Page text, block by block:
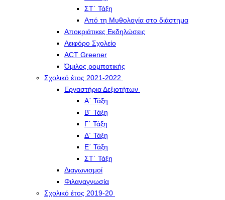
ΣΤ΄ Τάξη
Από τη Μυθολογία στο διάστημα
Αποκριάτικες Εκδηλώσεις
Αειφόρο Σχολείο
ACT Greener
Όμιλος ρομποτικής
Σχολικό έτος 2021-2022
Εργαστήρια Δεξιοτήτων
Α΄ Τάξη
Β΄ Τάξη
Γ΄ Τάξη
Δ΄ Τάξη
Ε΄ Τάξη
ΣΤ΄ Τάξη
Διαγωνισμοί
Φιλαναγνωσία
Σχολικό έτος 2019-20